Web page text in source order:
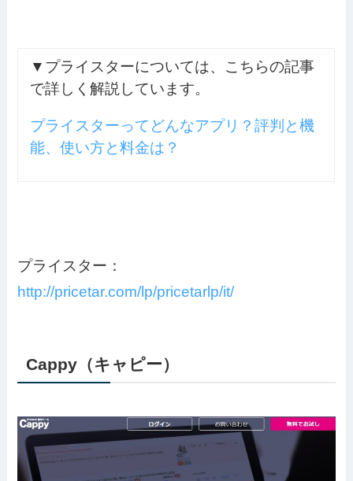
▼プライスターについては、こちらの記事
で詳しく解説しています。
プライスターってどんなアプリ？評判と機
能、使い方と料金は？
プライスター：
http://pricetar.com/lp/pricetarlp/it/
Cappy（キャピー）